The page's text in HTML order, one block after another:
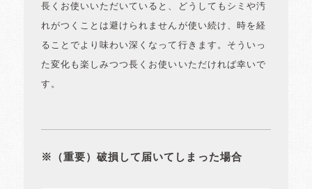
長くお使いいただいていると、どうしてもシミや汚
れがつくことは避けられませんが使い続け、時を経
ることでより味わい深くなって行きます。そういっ
た変化も楽しみつつ長くお使いいただければ幸いで
す。
※（重要）破損して届いてしまった場合